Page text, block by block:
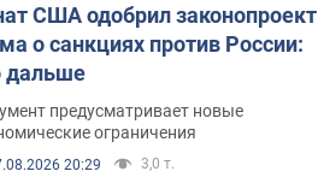
США одобрил законопроект
о санкциях против России:
дальше
предусматривает новые
ограничения
20:29 3,0 т.